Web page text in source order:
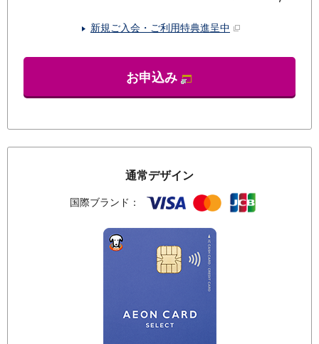
新規ご入会・ご利用特典進呈中
お申込み
通常デザイン
国際ブランド：